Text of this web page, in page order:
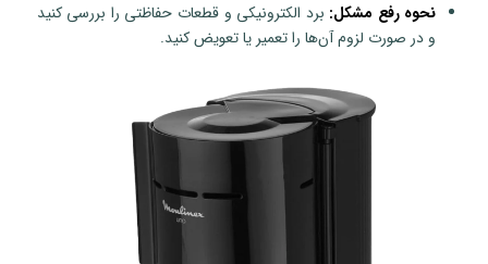
نحوه رفع مشکل: برد الکترونیکی و قطعات حفاظتی را بررسی کنید
و در صورت لزوم آن‌ها را تعمیر یا تعویض کنید.